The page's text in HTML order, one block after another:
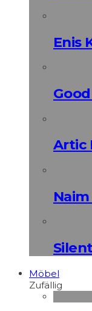
Enis
Artic
Möbel
Zufällig